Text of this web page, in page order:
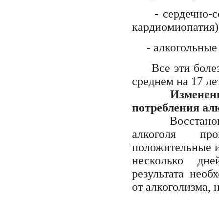
-сердечно-
- алкогольные
Все эти
среднем на 17
потребления
алкоголя
положительные
несколько
результата
от алкоголизма,